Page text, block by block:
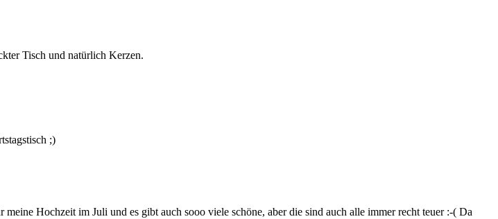
Tisch und natürlich Kerzen.
;)
Hochzeit im Juli und es gibt auch sooo viele schöne, aber die sind auch alle immer recht teuer :-( Da